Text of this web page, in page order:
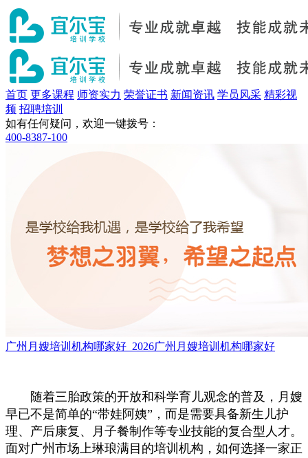
首页 更多课程 师资实力 荣誉证书 新闻资讯 学员风采 精彩视
频 招聘培训
如有任何疑问，欢迎一键拨号：
400-8387-100
广州月嫂培训机构哪家好_2026广州月嫂培训机构哪家好
随着三胎政策的开放和科学育儿观念的普及，月嫂
早已不是简单的“带娃阿姨”，而是需要具备新生儿护
理、产后康复、月子餐制作等专业技能的复合型人才。
面对广州市场上琳琅满目的培训机构，如何选择一家正